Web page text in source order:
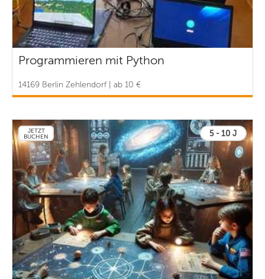
Programmieren mit Python
14169 Berlin Zehlendorf | ab 10 €
JETZT
BUCHEN
5 - 10 J